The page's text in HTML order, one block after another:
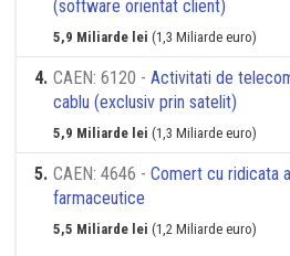
(software orientat client)
5,9 Miliarde lei (1,3 Miliarde euro)
4. CAEN: 6120 - Activitati de
cablu (exclusiv prin satelit)
5,9 Miliarde lei (1,3 Miliarde euro)
5. CAEN: 4646 - Comert cu ridicata
farmaceutice
5,5 Miliarde lei (1,2 Miliarde euro)